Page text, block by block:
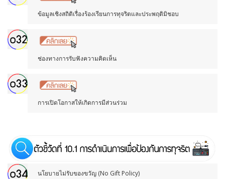
ข้อมูลเชิงสถิติเรื่องร้องเรียนการทุจริตและประพฤติมิชอบ
ช่องทางการรับฟังความคิดเห็น
การเปิดโอกาสให้เกิดการมีส่วนร่วม
นโยบายไม่รับของขวัญ (No Gift Policy)